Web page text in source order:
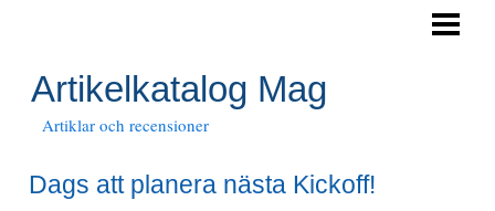
Artikelkatalog Mag
Artiklar och recensioner
Dags att planera nästa Kickoff!